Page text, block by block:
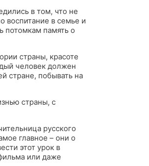
в том, что не
воспитание в семье и
потомкам память о
страны, красоте
человек должен
стране, побывать на
страны, с
русского
главное – они о
этот урок в
или даже